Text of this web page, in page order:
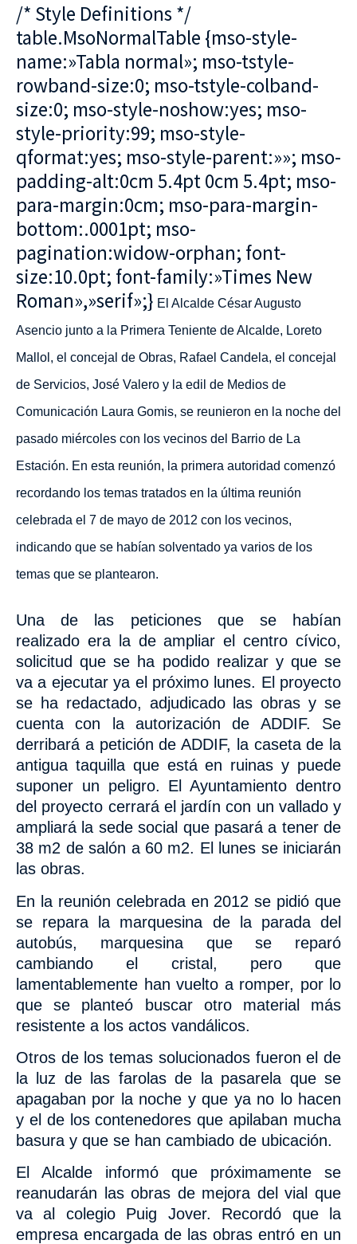
/* Style Definitions */
table.MsoNormalTable {mso-style-
name:»Tabla normal»; mso-tstyle-
rowband-size:0; mso-tstyle-colband-
size:0; mso-style-noshow:yes; mso-
style-priority:99; mso-style-
qformat:yes; mso-style-parent:»»; mso-
padding-alt:0cm 5.4pt 0cm 5.4pt; mso-
para-margin:0cm; mso-para-margin-
bottom:.0001pt; mso-
pagination:widow-orphan; font-
size:10.0pt; font-family:»Times New
Roman»,»serif»;} El Alcalde César Augusto
Asencio junto a la Primera Teniente de Alcalde, Loreto
Mallol, el concejal de Obras, Rafael Candela, el concejal
de Servicios, José Valero y la edil de Medios de
Comunicación Laura Gomis, se reunieron en la noche del
pasado miércoles con los vecinos del Barrio de La
Estación. En esta reunión, la primera autoridad comenzó
recordando los temas tratados en la última reunión
celebrada el 7 de mayo de 2012 con los vecinos,
indicando que se habían solventado ya varios de los
temas que se plantearon.
Una de las peticiones que se habían
realizado era la de ampliar el centro cívico,
solicitudque se ha podido realizar y que se
va a ejecutar ya el próximo lunes. El proyecto
se ha redactado, adjudicado las obras y se
cuenta con la autorización de ADDIF. Se
derribará a petición de ADDIF, la caseta de la
antigua taquilla que está en ruinas y puede
suponer un peligro. El Ayuntamiento dentro
del proyecto cerrará el jardín con un vallado y
ampliará la sede social que pasará a tener de
38 m2 de salón a 60 m2. El lunes se iniciarán
las obras.
En la reunión celebrada en 2012 se pidió que
se repara la marquesina de la parada del
autobús, marquesina que se reparó
cambiando el cristal, pero que
lamentablemente han vuelto a romper, por lo
que se planteó buscar otro material más
resistente a los actos vandálicos.
Otros de los temas solucionados fueron el de
la luz de las farolas de la pasarela que se
apagaban por la noche y que ya no lo hacen
y el de los contenedores que apilaban mucha
basura y que se han cambiado de ubicación.
El Alcalde informó que próximamente se
reanudarán las obras de mejora del vial que
va al colegio Puig Jover. Recordó que la
empresa encargada de las obras entró en un